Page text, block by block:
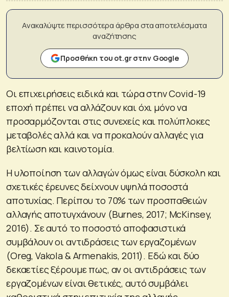
Ανακαλύψτε περισσότερα άρθρα στα αποτελέσματα
αναζήτησης
Προσθήκη του ot.gr στην Google
Οι επιχειρήσεις ειδικά και τώρα στην Covid-19
εποχή πρέπει να αλλάζουν και όχι μόνο να
προσαρμόζονται στις συνεχείς και πολύπλοκες
μεταβολές αλλά και να προκαλούν αλλαγές για
βελτίωση και καινοτομία.
Η υλοποίηση των αλλαγών όμως είναι δύσκολη και
σχετικές έρευνες δείχνουν υψηλά ποσοστά
αποτυχίας. Περίπου το 70% των προσπαθειών
αλλαγής αποτυγχάνουν (Burnes, 2017; McKinsey,
2016). Σε αυτό το ποσοστό αποφασιστικά
συμβάλουν οι αντιδράσεις των εργαζομένων
(Oreg, Vakola & Armenakis, 2011). Εδώ και δύο
δεκαετίες ξέρουμε πως, αν οι αντιδράσεις των
εργαζομένων είναι θετικές, αυτό συμβάλει